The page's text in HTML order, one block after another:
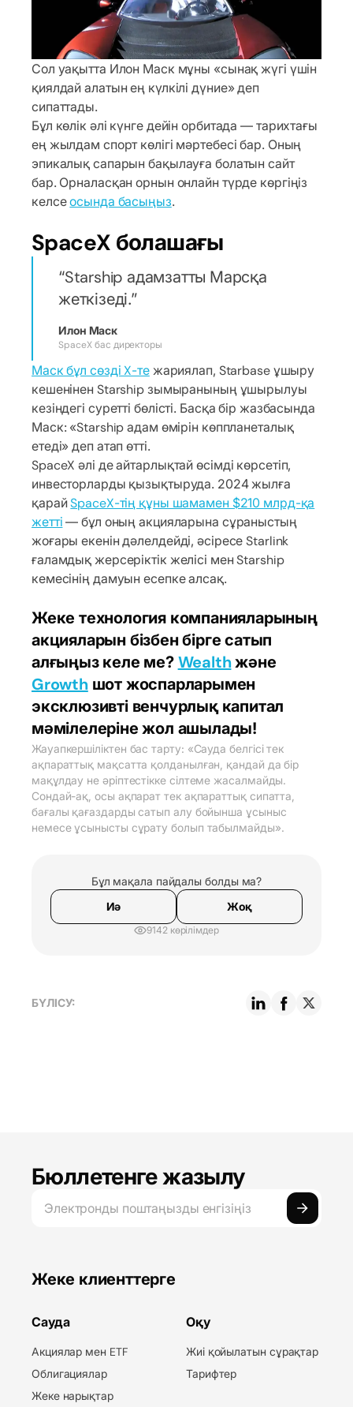
Сол уақытта Илон Маск мұны «сынақ жүгі үшін
қиялдай алатын ең күлкілі дүние» деп
сипаттады.
Бұл көлік әлі күнге дейін орбитада — тарихтағы
ең жылдам спорт көлігі мәртебесі бар. Оның
эпикалық сапарын бақылауға болатын сайт
бар. Орналасқан орнын онлайн түрде көргіңіз
келсеосында басыңыз.
SpaceX болашағы
Starship адамзатты Марсқа
жеткізеді.
Илон Маск
SpaceX бас директоры
Маск бұл сөзді X-тежариялап, Starbase ұшыру
кешенінен Starship зымыранының ұшырылуы
кезіндегі суретті бөлісті. Басқа бір жазбасында
Маск: «Starship адам өмірін көппланеталық
етеді» деп атап өтті.
SpaceX әлі де айтарлықтай өсімді көрсетіп,
инвесторларды қызықтыруда. 2024 жылға
қарайSpaceX-тің құны шамамен $210 млрд-қа
жетті — бұл оның акцияларына сұраныстың
жоғары екенін дәлелдейді, әсіресе Starlink
ғаламдық жерсеріктік желісі мен Starship
кемесінің дамуын есепке алсақ.
Жеке технология компанияларының
акцияларын бізбен бірге сатып
алғыңыз келе ме? Wealthжәне
Growthшот жоспарларымен
эксклюзивті венчурлық капитал
мәмілелеріне жол ашылады!
Жауапкершіліктен бас тарту: «Сауда белгісі тек
ақпараттық мақсатта қолданылған, қандай да бір
мақұлдау не әріптестікке сілтеме жасалмайды.
Сондай-ақ, осы ақпарат тек ақпараттық сипатта,
бағалы қағаздарды сатып алу бойынша ұсыныс
немесе ұсынысты сұрату болып табылмайды».
Бұл мақала пайдалы болды ма?
Иә
Жоқ
9142 көрілімдер
БҮЛІСУ:
Бюллетенге жазылу
Жеке клиенттерге
Сауда
Акциялар мен ETF
Облигациялар
Жеке нарықтар
Оқу
Жиі қойылатын сұрақтар
Тарифтер